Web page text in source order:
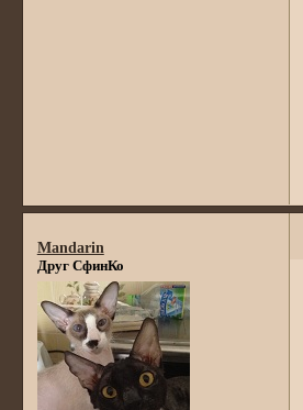
Mandarin
Друг СфинКо